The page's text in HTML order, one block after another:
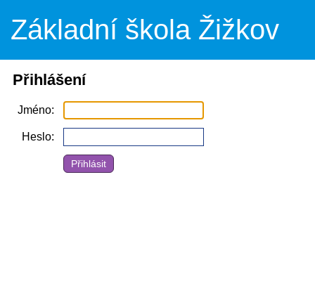
Základní škola Žižkov
Přihlášení
Jméno
Heslo